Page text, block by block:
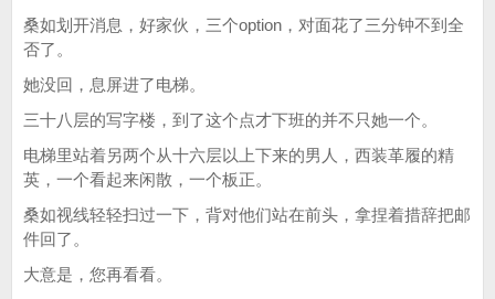
桑如划开消息，好家伙，三个option，对面花了三分钟不到全
否了。
她没回，息屏进了电梯。
三十八层的写字楼，到了这个点才下班的并不只她一个。
电梯里站着另两个从十六层以上下来的男人，西装革履的精
英，一个看起来闲散，一个板正。
桑如视线轻轻扫过一下，背对他们站在前头，拿捏着措辞把邮
件回了。
大意是，您再看看。